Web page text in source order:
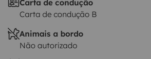
Carta de condução
Carta de condução B
Animais a bordo
Não autorizado